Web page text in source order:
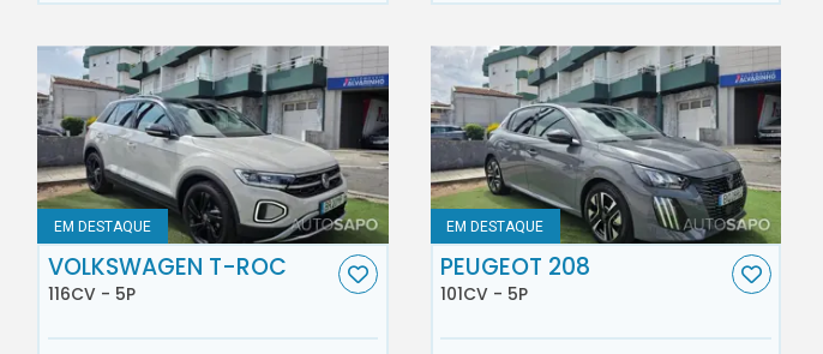
EM DESTAQUE
VOLKSWAGEN T-ROC
116CV - 5P
EM DESTAQUE
PEUGEOT 208
101CV - 5P